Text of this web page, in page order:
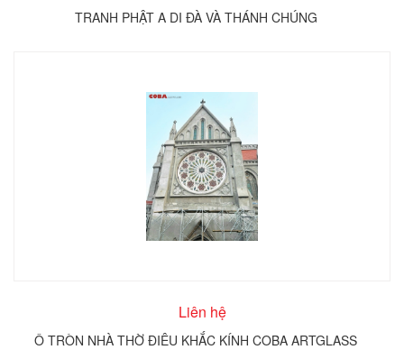
TRANH PHẬT A DI ĐÀ VÀ THÁNH CHÚNG
Liên hệ
Ô TRÒN NHÀ THỜ ĐIÊU KHẮC KÍNH COBA ARTGLASS